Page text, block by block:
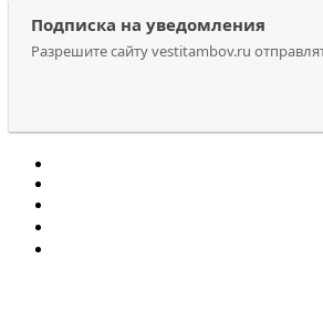
Подписка на уведомления
Разрешите сайту vestitambov.ru
Подписка на уведомления
Разрешите сайту vestitambov.ru
Перейти
содержанию
Search